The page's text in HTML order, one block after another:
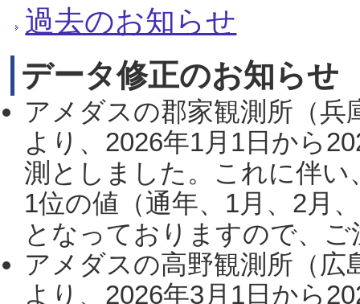
過去のお知らせ
データ修正のお知らせ
アメダスの郡家観測所（
より、2026年1月1日から
測としました。これに伴い
1位の値（通年、1月、2月
となっておりますので、
アメダスの高野観測所（
より、2026年3月1日から